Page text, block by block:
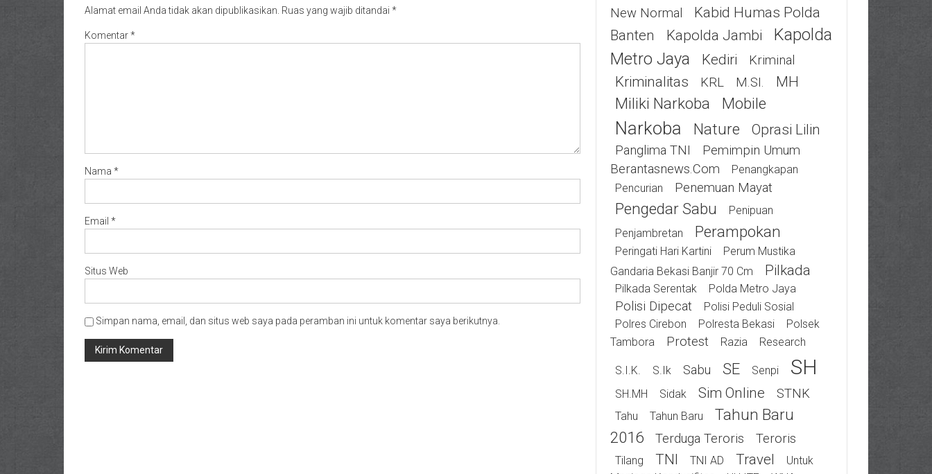
Alamat email Anda tidak akan dipublikasikan. Ruas yang wajib ditandai *
Komentar*
Nama *
Email *
Situs Web
Simpan nama, email, dan situs web saya pada peramban ini untuk komentar saya berikutnya.
New Normal
Kabid Humas Polda
Banten
Kapolda Jambi
Kapolda
Metro Jaya
Kediri Kriminal
Kriminalitas KRL M.SI. MH
Miliki Narkoba Mobile
Narkoba Nature Oprasi Lilin
Panglima TNI
Pemimpin Umum
Berantasnews.com
Penangkapan
Pencurian
Penemuan Mayat
Pengedar Sabu
Penipuan
Penjambretan
Perampokan
Peringati Hari Kartini
Perum Mustika
Gandaria Bekasi Banjir 70 Cm
Pilkada
Pilkada Serentak Polda Metro Jaya
Polisi Dipecat
Polisi Peduli Sosial
Polres Cirebon
Polresta Bekasi
Polsek
Tambora
Protest Razia Research
S.I.K. S.Ik Sabu SE Senpi SH
SH.MH Sidak Sim Online STNK
Tahu Tahun Baru
Tahun Baru
2016
Terduga Teroris Teroris
Tilang TNI TNI AD Travel
Untuk